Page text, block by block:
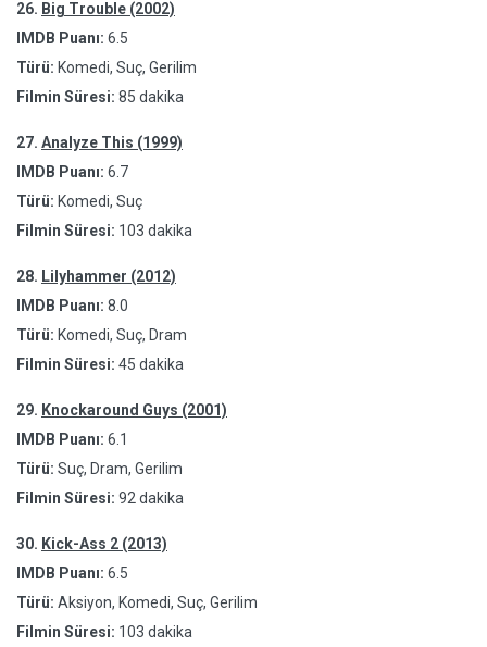
26. Big Trouble (2002)
IMDB Puanı: 6.5
Türü: Komedi, Suç, Gerilim
Filmin Süresi: 85 dakika
27. Analyze This (1999)
IMDB Puanı: 6.7
Türü: Komedi, Suç
Filmin Süresi: 103 dakika
28. Lilyhammer (2012)
IMDB Puanı: 8.0
Türü: Komedi, Suç, Dram
Filmin Süresi: 45 dakika
29. Knockaround Guys (2001)
IMDB Puanı: 6.1
Türü: Suç, Dram, Gerilim
Filmin Süresi: 92 dakika
30. Kick-Ass 2 (2013)
IMDB Puanı: 6.5
Türü: Aksiyon, Komedi, Suç, Gerilim
Filmin Süresi: 103 dakika